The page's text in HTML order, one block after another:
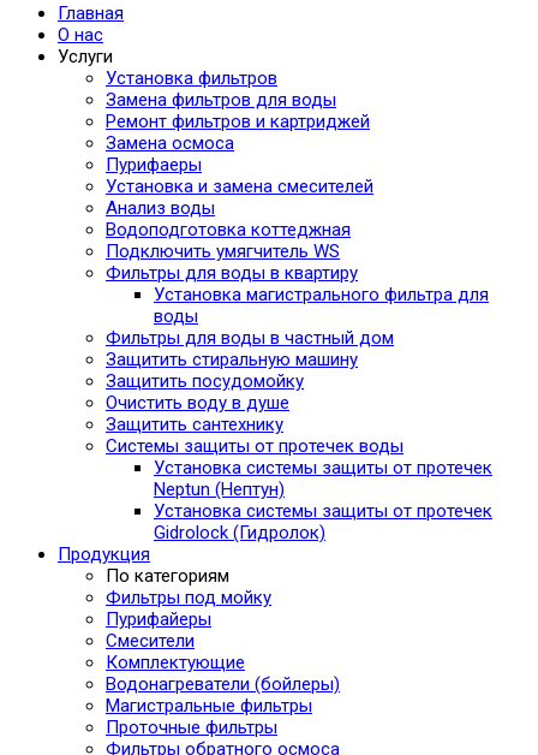
Главная
О нас
Услуги
Установка фильтров
Замена фильтров для воды
Ремонт фильтров и картриджей
Замена осмоса
Пурифаеры
Установка и замена смесителей
Анализ воды
Водоподготовка коттеджная
Подключить умягчитель WS
Фильтры для воды в квартиру
Установка магистрального фильтра для
воды
Фильтры для воды в частный дом
Защитить стиральную машину
Защитить посудомойку
Очистить воду в душе
Защитить сантехнику
Системы защиты от протечек воды
Установка системы защиты от протечек
Neptun (Нептун)
Установка системы защиты от протечек
Gidrolock (Гидролок)
Продукция
По категориям
Фильтры под мойку
Пурифайеры
Смесители
Комплектующие
Водонагреватели (бойлеры)
Магистральные фильтры
Проточные фильтры
Фильтры обратного осмоса